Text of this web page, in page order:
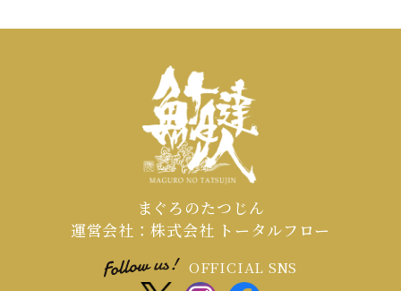
まぐろのたつじん
運営会社：株式会社 トータルフロー
OFFICIAL SNS